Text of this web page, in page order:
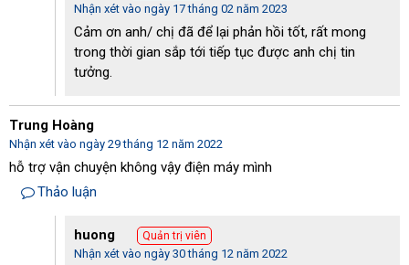
Nhận xét vào ngày 17 tháng 02 năm 2023
Cảm ơn anh/ chị đã để lại phản hồi tốt, rất mong
trong thời gian sắp tới tiếp tục được anh chị tin
tưởng.
Trung Hoàng
Nhận xét vào ngày 29 tháng 12 năm 2022
hỗ trợ vận chuyện không vậy điện máy mình
Thảo luận
huong Quản trị viên
Nhận xét vào ngày 30 tháng 12 năm 2022